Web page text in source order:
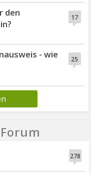
17
den
25
- wie
278